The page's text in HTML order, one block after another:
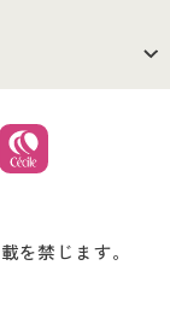
を禁じます。